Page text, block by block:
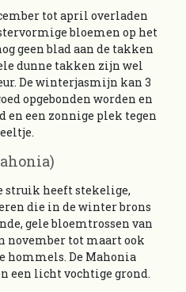
tot april overladen
bloemen op het
geen blad aan de takken
dunne takken zijn wel
De winterjasmijn kan 3
opgebonden worden en
en een zonnige plek tegen
struik heeft stekelige,
die in de winter brons
gele bloemtrossen van
november tot maart ook
hommels. De Mahonia
een licht vochtige grond.